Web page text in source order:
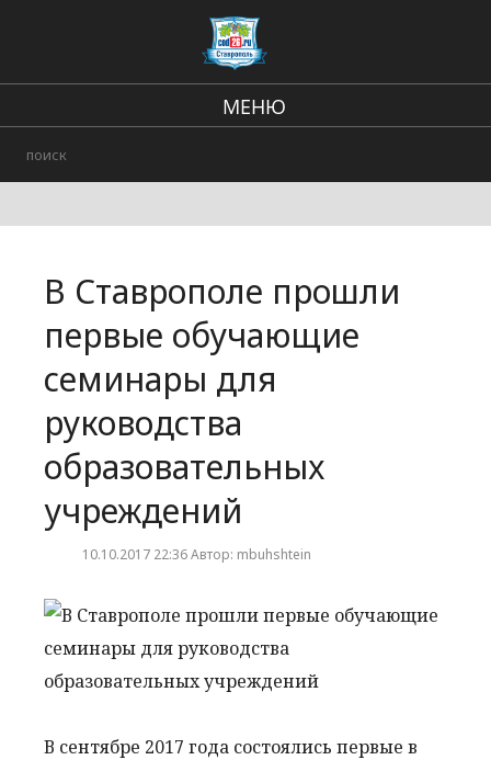
МЕНЮ
Городские события
В Ставрополе прошли
первые обучающие
семинары для
руководства
образовательных
учреждений
10.10.2017 22:36 Автор: mbuhshtein
В сентябре 2017 года состоялись первые в